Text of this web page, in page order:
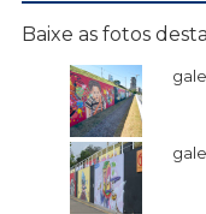
Baixe as fotos